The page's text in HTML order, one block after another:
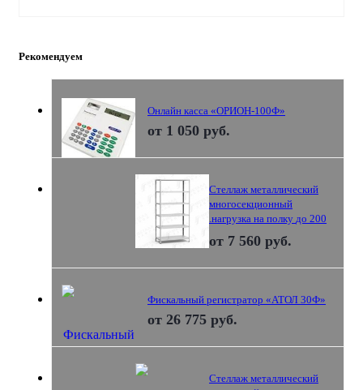
Рекомендуем
Онлайн касса «ОРИОН-100Ф»
от 1 050 руб.
Стеллаж металлический
многосекционный
.нагрузка на полку до 200
от 7 560 руб.
Фискальный регистратор «АТОЛ 30Ф»
от 26 775 руб.
Стеллаж металлический